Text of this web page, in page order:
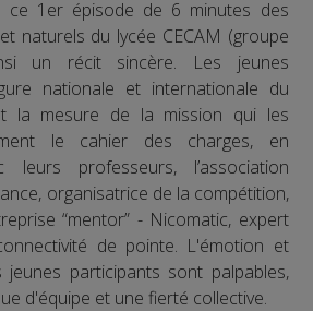
ce 1er épisode de 6 minutes des
naturels du lycée CECAM (groupe
un récit sincère. Les jeunes
nationale et internationale du
la mesure de la mission qui les
le cahier des charges, en
leurs professeurs, l’association
organisatrice de la compétition,
“mentor” - Nicomatic, expert
de pointe. L'émotion et
jeunes participants sont palpables,
d'équipe et une fierté collective.